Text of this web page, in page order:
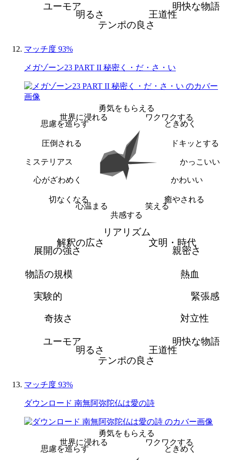
明快な物語
王道性
テンポの良さ
明るさ
ユーモア
マッチ度 93%
メガゾーン23 PART II 秘密く・だ・さ・い
勇気をもらえる
ワクワクする
ときめく
ドキッとする
かっこいい
かわいい
癒やされる
笑える
共感する
心温まる
切なくなる
心がざわめく
ミステリアス
圧倒される
思慮を巡らす
世界に浸れる
リアリズム
文明・時代
親密さ
熱血
緊張感
対立性
明快な物語
王道性
テンポの良さ
明るさ
ユーモア
奇抜さ
実験的
物語の規模
展開の強さ
解釈の広さ
マッチ度 93%
ダウンロード 南無阿弥陀仏は愛の詩
勇気をもらえる
ワクワクする
ときめく
思慮を巡らす
世界に浸れる